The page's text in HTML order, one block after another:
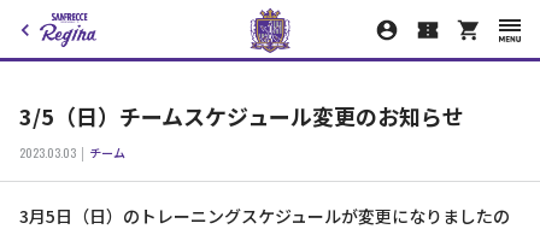
3/5（日）チームスケジュール変更のお知らせ
2023.03.03 チーム
3月5日（日）のトレーニングスケジュールが変更になりましたの